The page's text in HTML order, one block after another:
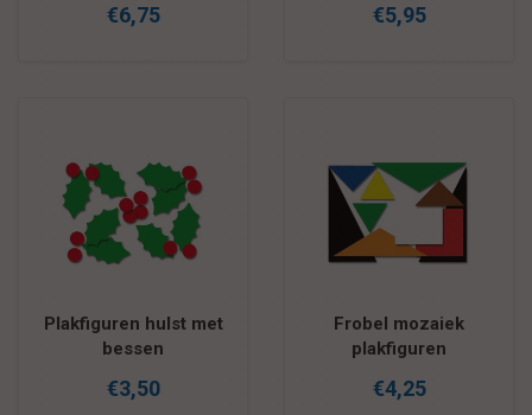
€6,75 €5,95
Plakfiguren hulst met
bessen
€3,50
Frobel mozaiek
plakfiguren
€4,25